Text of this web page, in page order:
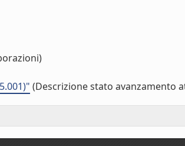
(Descrizione stato avanzamento